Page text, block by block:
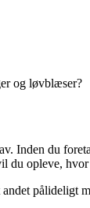
og løvblæser?
du
opleve,